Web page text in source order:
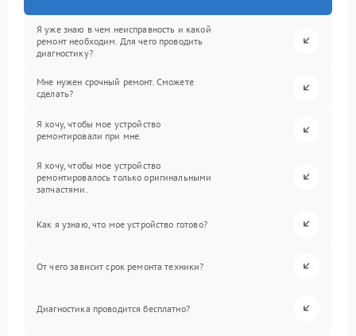
Я уже знаю в чем неисправность и какой
ремонт необходим. Для чего проводить
диагностику?
Мне нужен срочный ремонт. Сможете
сделать?
Я хочу, чтобы мое устройство
ремонтировали при мне.
Я хочу, чтобы мое устройство
ремонтировалось только оригинальными
запчастями.
Как я узнаю, что мое устройство готово?
От чего зависит срок ремонта техники?
Диагностика проводится бесплатно?